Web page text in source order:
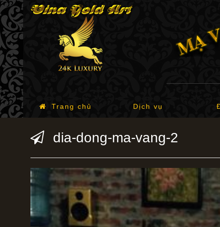
Trang chủ Dịch vụ
dia-dong-ma-vang-2